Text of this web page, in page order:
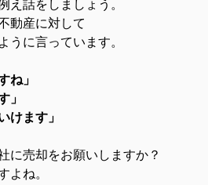
え話をしましょう。
動産に対して
うに言っています。
ね」
」
けます」
に売却をお願いしますか？
よね。